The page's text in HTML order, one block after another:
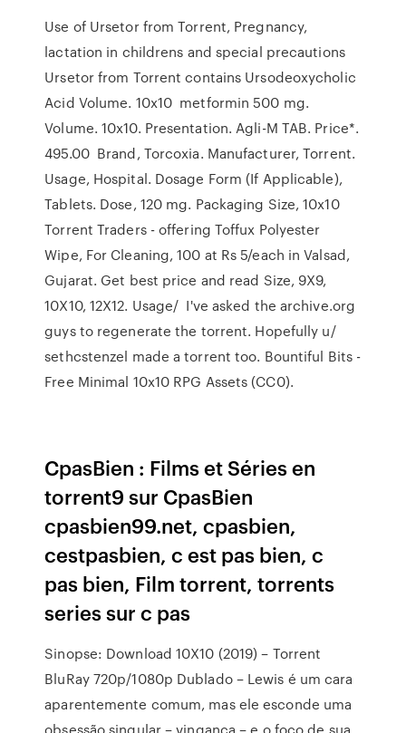
Use of Ursetor from Torrent, Pregnancy,
lactation in childrens and special precautions
Ursetor from Torrent contains Ursodeoxycholic
Acid Volume. 10x10 metformin 500 mg.
Volume. 10x10. Presentation. Agli-M TAB. Price*.
495.00 Brand, Torcoxia. Manufacturer, Torrent.
Usage, Hospital. Dosage Form (If Applicable),
Tablets. Dose, 120 mg. Packaging Size, 10x10
Torrent Traders - offering Toffux Polyester
Wipe, For Cleaning, 100 at Rs 5/each in Valsad,
Gujarat. Get best price and read Size, 9X9,
10X10, 12X12. Usage/ I've asked the archive.org
guys to regenerate the torrent. Hopefully u/
sethcstenzel made a torrent too. Bountiful Bits -
Free Minimal 10x10 RPG Assets (CC0).
CpasBien : Films et Séries en
torrent9 sur CpasBien
cpasbien99.net, cpasbien,
cestpasbien, c est pas bien, c
pas bien, Film torrent, torrents
series sur c pas
Sinopse: Download 10X10 (2019) – Torrent
BluRay 720p/1080p Dublado – Lewis é um cara
aparentemente comum, mas ele esconde uma
obsessão singular – vingança – e o foco de sua